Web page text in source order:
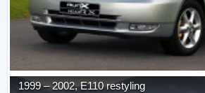
1999–2002,E110 restyling